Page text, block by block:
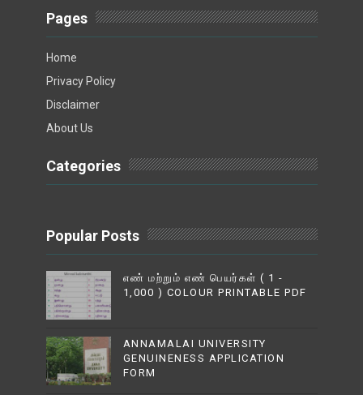
Pages
Home
Privacy Policy
Disclaimer
About Us
Categories
Popular Posts
எண் மற்றும் எண் பெயர்கள் ( 1 -
1,000 ) COLOUR PRINTABLE PDF
ANNAMALAI UNIVERSITY
GENUINENESS APPLICATION
FORM